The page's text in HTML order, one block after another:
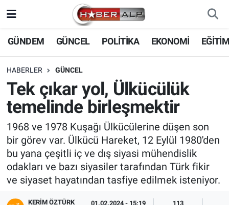
GÜNDEM GÜNCEL POLİTİKA EKONOMİ
HABERLER GÜNCEL
Tek çıkar yol, Ülkücülük
temelinde birleşmektir
1968 ve 1978 Kuşağı Ülkücülerine düşen son
bir görev var. Ülkücü Hareket, 12 Eylül 1980'den
bu yana çeşitli iç ve dış siyasi mühendislik
odakları ve bazı siyasiler tarafından Türk fikir
ve siyaset hayatından tasfiye edilmek isteniyor.
KERIM ÖZTÜRK 01.02.2024 - 15:19 113
Nöbetçi Eczaneler
Hava Durumu
Trafik Durumu
Süper Lig Puan Durumu ve Fikstür
Tüm Manşetler
Son Dakika Haberleri